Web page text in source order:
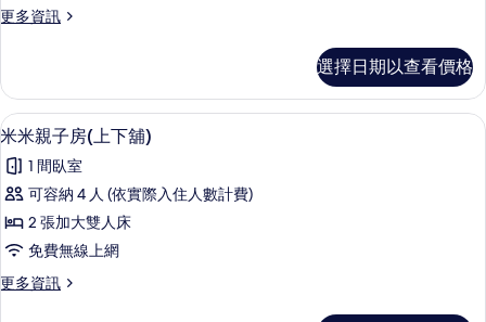
房
大
床)
的
所
有
相
片
更多資訊
更
四
人
房
大
床)
詳
情
選擇日期以查看價格
顯
示
米
米
親
房
4
米米親子房(上下舖)
1 間臥室
可容納 4 人 (依實際入住人數計費)
2 張加大雙人床
免費無線上網
更多資訊
更